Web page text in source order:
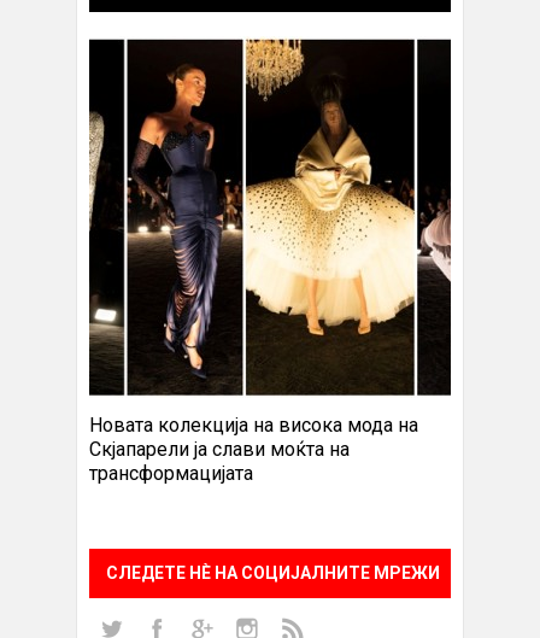
Новата колекција на висока мода на
Скјапарели ја слави моќта на
трансформацијата
СЛЕДЕТЕ НÈ НА СОЦИЈАЛНИТЕ МРЕЖИ